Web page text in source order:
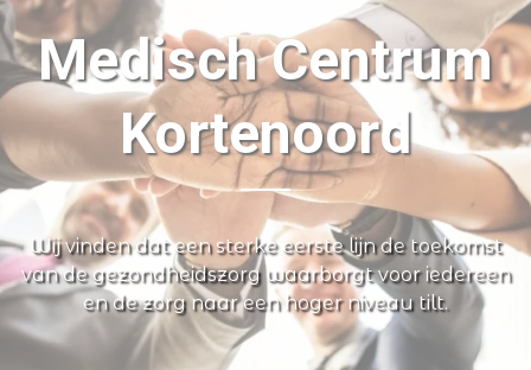
Medisch Centrum
Kortenoord
Wij vinden dat een sterke eerste lijn de toekomst
van de gezondheidszorg waarborgt voor iedereen
en de zorg naar een hoger niveau tilt.